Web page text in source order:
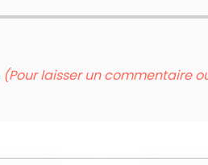
(Pour laisser un commentaire